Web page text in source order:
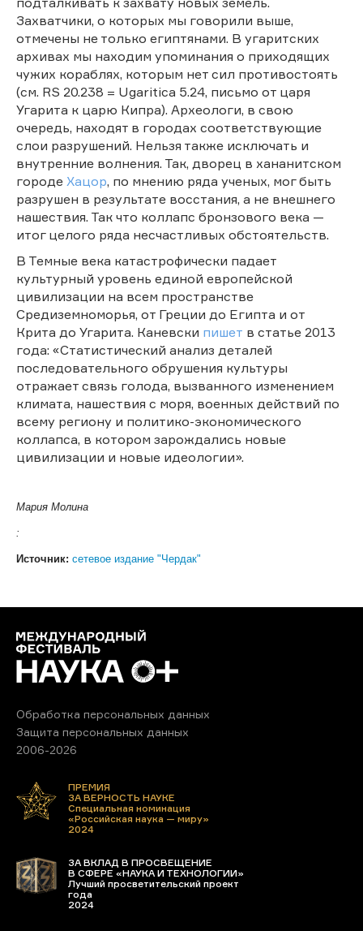
Захватчики, о которых мы говорили выше,
отмечены не только египтянами. В угаритских
архивах мы находим упоминания о приходящих
чужих кораблях, которым нет сил противостоять
(см. RS 20.238 = Ugaritica 5.24, письмо от царя
Угарита к царю Кипра). Археологи, в свою
очередь, находят в городах соответствующие
слои разрушений. Нельзя также исключать и
внутренние волнения. Так, дворец в хананитском
городе Хацор, по мнению ряда ученых, мог быть
разрушен в результате восстания, а не внешнего
нашествия. Так что коллапс бронзового века —
итог целого ряда несчастливых обстоятельств.
В Темные века катастрофически падает
культурный уровень единой европейской
цивилизации на всем пространстве
Средиземноморья, от Греции до Египта и от
Крита до Угарита. Каневски пишет в статье 2013
года: «Статистический анализ деталей
последовательного обрушения культуры
отражает связь голода, вызванного изменением
климата, нашествия с моря, военных действий по
всему региону и политико-экономического
коллапса, в котором зарождались новые
цивилизации и новые идеологии».
Мария Молина
:
Источник: сетевое издание "Чердак"
Обработка персональных данных
Защита персональных данных
2006-2026
ПРЕМИЯ
ЗА ВЕРНОСТЬ НАУКЕ
Специальная номинация
«Российская наука — миру»
2024
ЗА ВКЛАД В ПРОСВЕЩЕНИЕ
В СФЕРЕ «НАУКА И ТЕХНОЛОГИИ»
Лучший просветительский проект
года
2024